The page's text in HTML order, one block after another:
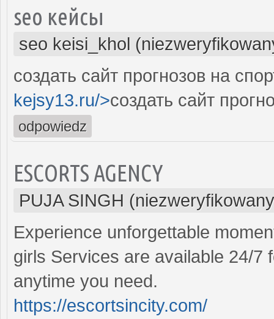
seo кейсы
seo keisi_khol
создать сайт прогнозов на
kejsy13.ru/>создать сайт
odpowiedz
ESCORTS AGENCY
PUJA SINGH
Experience unforgettable
girls Services are available 24/7
anytime you need.
https://escortsincity.com/